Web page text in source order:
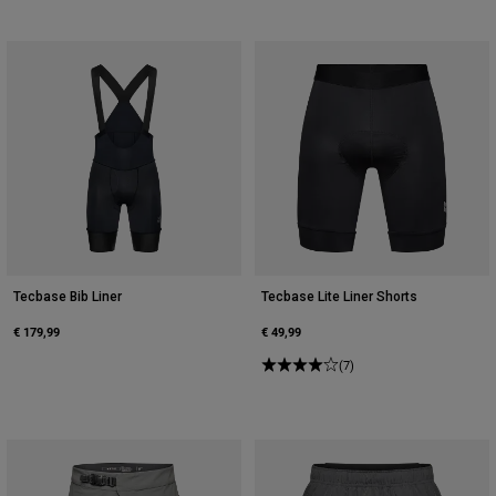
Tecbase Bib Liner
€ 179,99
Tecbase Lite Liner Shorts
€ 49,99
(7)